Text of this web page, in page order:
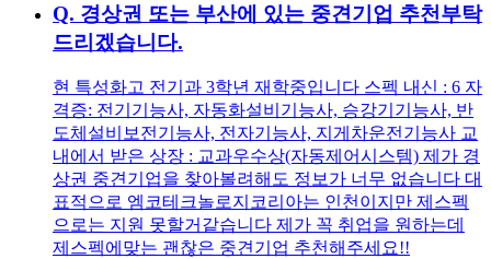
Q. 경상권 또는 부산에 있는 중견기업 추천부탁
드리겠습니다.
현 특성화고 전기과 3학년 재학중입니다 스펙 내신 : 6 자
격증: 전기기능사, 자동화설비기능사, 승강기기능사, 반
도체설비보전기능사, 전자기능사, 지게차운전기능사 교
내에서 받은 상장 : 교과우수상(자동제어시스템) 제가 경
상권 중견기업을 찾아볼려해도 정보가 너무 없습니다 대
표적으로 엠코테크놀로지코리아는 인천이지만 제스펙
으로는 지원 못할거같습니다 제가 꼭 취업을 원하는데
제스펙에맞는 괜찮은 중견기업 추천해주세요!!